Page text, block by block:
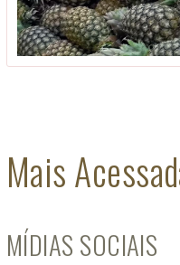
Mais
MÍDIAS SOCIAIS